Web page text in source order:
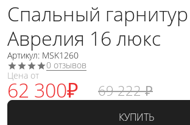
Спальный гарнитур
Аврелия 16 люкс
Артикул: MSK1260
0 отзывов
Цена от
62 300₽ 69 222 ₽
КУПИТЬ